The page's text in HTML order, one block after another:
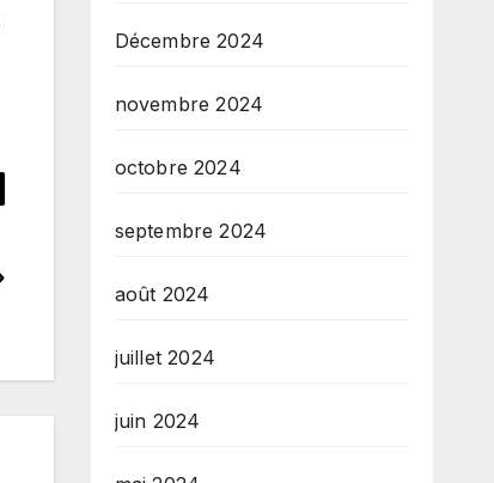
Décembre 2024
novembre 2024
octobre 2024
septembre 2024
août 2024
juillet 2024
juin 2024